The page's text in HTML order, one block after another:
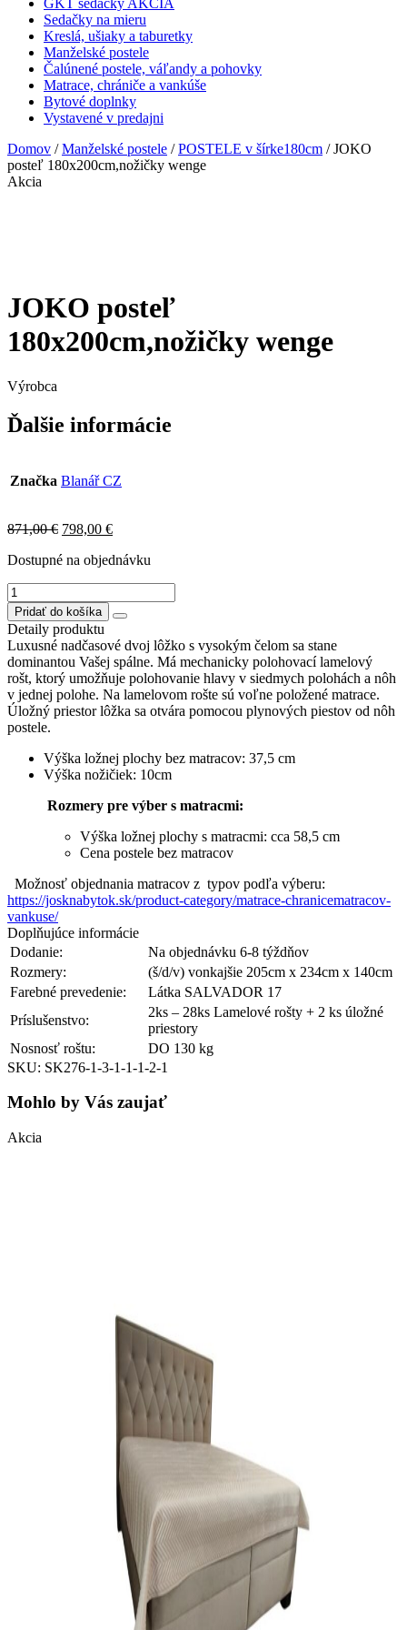
GKT sedačky AKCIA
Sedačky na mieru
Kreslá, ušiaky a taburetky
Manželské postele
Čalúnené postele, váľandy a pohovky
Matrace, chrániče a vankúše
Bytové doplnky
Vystavené v predajni
Domov /Manželské postele /POSTELE v šírke180cm / JOKO
posteľ 180x200cm,nožičky wenge
Akcia
JOKO posteľ
180x200cm,nožičky wenge
Výrobca
Ďalšie informácie
Značka Blanář CZ
871,00€ Original
was:
798,00 €Current
is:
Dostupné na objednávku
množstvo
JOKO
posteľ
180x200cm,nožičky
wenge
Pridať do košíka
Detaily produktu
Luxusné nadčasové dvoj lôžko s vysokým čelom sa stane
dominantou Vašej spálne. Má mechanicky polohovací lamelový
rošt, ktorý umožňuje polohovanie hlavy v siedmych polohách a nôh
v jednej polohe. Na lamelovom rošte sú voľne položené matrace.
Úložný priestor lôžka sa otvára pomocou plynových piestov od nôh
postele.
Výška ložnej plochy bez matracov: 37,5 cm
Výška nožičiek: 10cm
Rozmery pre výber s matracmi:
Výška ložnej plochy s matracmi: cca 58,5 cm
Cena postele bez matracov
Možnosť objednania matracov z typov podľa výberu:
https://josknabytok.sk/product-category/matrace-chranicematracov-
vankuse/
Doplňujúce informácie
Dodanie:
Na objednávku 6-8 týždňov
Rozmery:
(š/d/v) vonkajšie 205cm x 234cm x 140cm
Farebné prevedenie:
Látka SALVADOR 17
Príslušenstvo:
2ks – 28ks Lamelové rošty + 2 ks úložné
priestory
Nosnosť roštu:
DO 130 kg
SKU: SK276-1-3-1-1-1-2-1
Mohlo by Vás zaujať
Akcia